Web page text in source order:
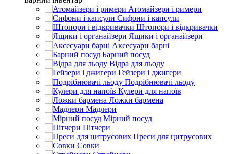
Атомайзери і римери
Сифони і капсули
Штопори і відкривачки
Ящики і органайзери
Аксесуари барні
Барний посуд
Відра для льоду
Гейзери і джигери
Подрібнювачі льоду
Кулери для напоїв
Ложки бармена
Мадлери
Мірний посуд
Пітчери
Преси для цитрусових
Совки